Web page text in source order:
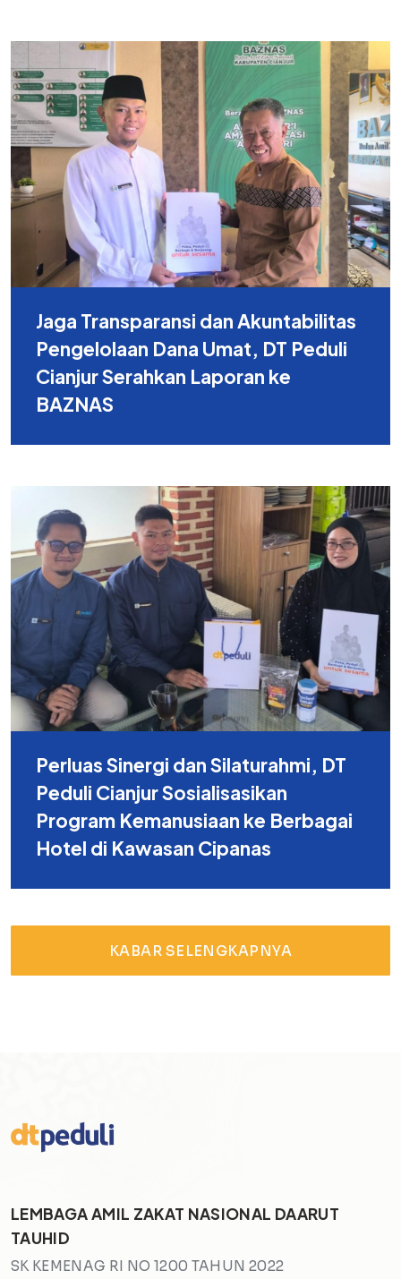
Jaga Transparansi dan Akuntabilitas
Pengelolaan Dana Umat, DT Peduli
Cianjur Serahkan Laporan ke
BAZNAS
Perluas Sinergi dan Silaturahmi, DT
Peduli Cianjur Sosialisasikan
Program Kemanusiaan ke Berbagai
Hotel di Kawasan Cipanas
KABAR SELENGKAPNYA
LEMBAGA AMIL ZAKAT NASIONAL DAARUT
TAUHID
SK KEMENAG RI NO 1200 TAHUN 2022